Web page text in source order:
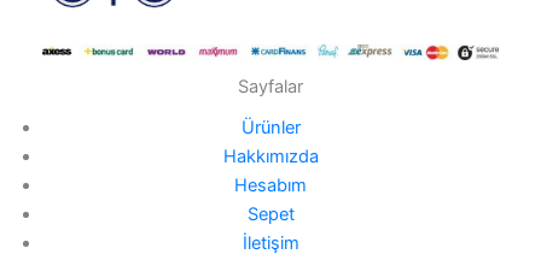
Sayfalar
Ürünler
Hakkımızda
Hesabım
Sepet
İletişim